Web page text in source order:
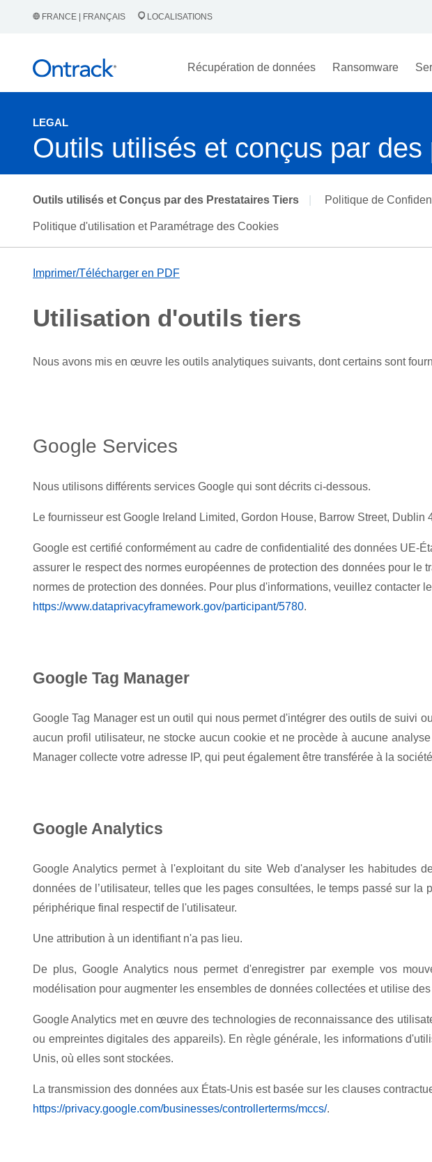
FRANCE | FRANÇAIS LOCALISATIONS
Récupération de données Ransomware
LEGAL
Outils utilisés et conçus par
Outils utilisés et Conçus par des Prestataires Tiers Politique de
Politique d'utilisation et Paramétrage des Cookies
Imprimer/Télécharger en PDF
Utilisation d'outils tiers
Nous avons mis en œuvre les outils analytiques suivants, dont certains sont
Google Services
Nous utilisons différents services Google qui sont décrits ci-dessous.
Le fournisseur est Google Ireland Limited, Gordon House, Barrow Street, Dublin
Google est certifié conformément au cadre de confidentialité des données UE-
assurer le respect des normes européennes de protection des données pour
normes de protection des données. Pour plus d'informations, veuillez contacter
https://www.dataprivacyframework.gov/participant/5780.
Google Tag Manager
Google Tag Manager est un outil qui nous permet d'intégrer des outils de suivi
aucun profil utilisateur, ne stocke aucun cookie et ne procède à aucune
Manager collecte votre adresse IP, qui peut également être transférée à la
Google Analytics
Google Analytics permet à l'exploitant du site Web d'analyser les habitudes
données de l’utilisateur, telles que les pages consultées, le temps passé sur la
périphérique final respectif de l'utilisateur.
Une attribution à un identifiant n'a pas lieu.
De plus, Google Analytics nous permet d'enregistrer par exemple vos
modélisation pour augmenter les ensembles de données collectées et utilise
Google Analytics met en œuvre des technologies de reconnaissance des
ou empreintes digitales des appareils). En règle générale, les informations
Unis, où elles sont stockées.
La transmission des données aux États-Unis est basée sur les clauses
https://privacy.google.com/businesses/controllerterms/mccs/.